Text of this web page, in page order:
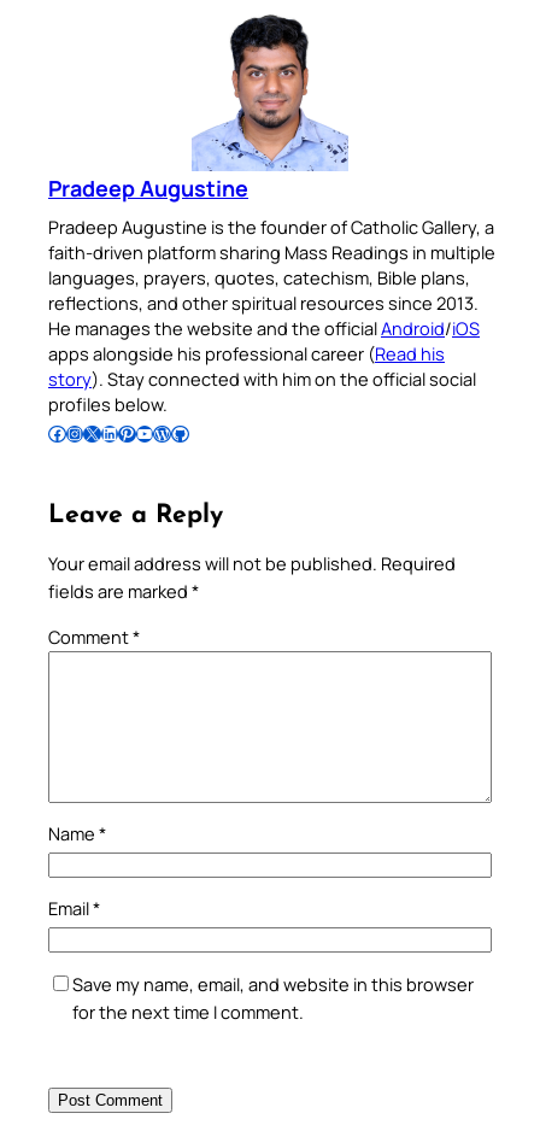
Pradeep Augustine
Pradeep Augustine is the founder of Catholic Gallery, a
faith-driven platform sharing Mass Readings in multiple
languages, prayers, quotes, catechism, Bible plans,
reflections, and other spiritual resources since 2013.
He manages the website and the officialAndroid/iOS
apps alongside his professional career (Read his
story). Stay connected with him on the official social
profiles below.
Follow Pradeep on Facebook Follow Pradeep on InstagramFollow Pradeep on X Follow Pradeep on LinkedIn Follow Pradeep on Pinterest Subscribe to Pradeep’s Youtube Channel Follow Pradeep on WordPress Follow Pradeep on GitHub
Leave a Reply
Your email address will not be published. Required
fields are marked *
Comment*
Name *
Email*
Save my name, email, and website in this browser
for the next time I comment.